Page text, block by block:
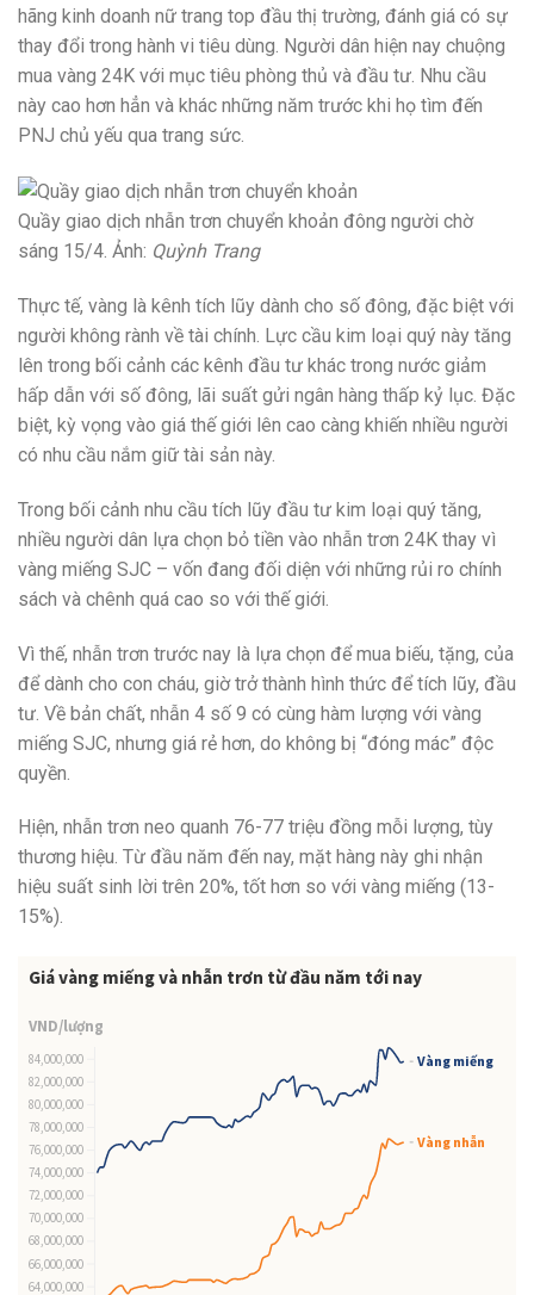
hãng kinh doanh nữ trang top đầu thị trường, đánh giá có sự
thay đổi trong hành vi tiêu dùng. Người dân hiện nay chuộng
mua vàng 24K với mục tiêu phòng thủ và đầu tư. Nhu cầu
này cao hơn hẳn và khác những năm trước khi họ tìm đến
PNJ chủ yếu qua trang sức.
Quầy giao dịch nhẫn trơn chuyển khoản đông người chờ
sáng 15/4. Ảnh: Quỳnh Trang
Thực tế, vàng là kênh tích lũy dành cho số đông, đặc biệt với
người không rành về tài chính. Lực cầu kim loại quý này tăng
lên trong bối cảnh các kênh đầu tư khác trong nước giảm
hấp dẫn với số đông, lãi suất gửi ngân hàng thấp kỷ lục. Đặc
biệt, kỳ vọng vào giá thế giới lên cao càng khiến nhiều người
có nhu cầu nắm giữ tài sản này.
Trong bối cảnh nhu cầu tích lũy đầu tư kim loại quý tăng,
nhiều người dân lựa chọn bỏ tiền vào nhẫn trơn 24K thay vì
vàng miếng SJC – vốn đang đối diện với những rủi ro chính
sách và chênh quá cao so với thế giới.
Vì thế, nhẫn trơn trước nay là lựa chọn để mua biếu, tặng, của
để dành cho con cháu, giờ trở thành hình thức để tích lũy, đầu
tư. Về bản chất, nhẫn 4 số 9 có cùng hàm lượng với vàng
miếng SJC, nhưng giá rẻ hơn, do không bị “đóng mác” độc
quyền.
Hiện, nhẫn trơn neo quanh 76-77 triệu đồng mỗi lượng, tùy
thương hiệu. Từ đầu năm đến nay, mặt hàng này ghi nhận
hiệu suất sinh lời trên 20%, tốt hơn so với vàng miếng (13-
15%).